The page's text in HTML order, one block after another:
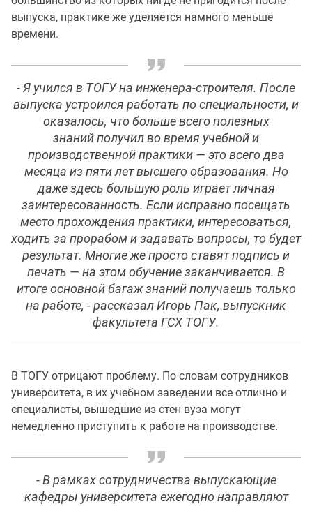
выпуска, практике же уделяется намного меньше
времени.
- Я учился в ТОГУ на инженера-строителя. После
выпуска устроился работать по специальности, и
оказалось, что больше всего полезных
знаний получил во время учебной и
производственной практики — это всего два
месяца из пяти лет высшего образования. Но
даже здесь большую роль играет личная
заинтересованность. Если исправно посещать
место прохождения практики, интересоваться,
ходить за прорабом и задавать вопросы, то будет
результат. Многие же просто ставят подпись и
печать — на этом обучение заканчивается. В
итоге основной багаж знаний получаешь только
на работе, - рассказал Игорь Пак, выпускник
факультета ГСХ ТОГУ.
В ТОГУ отрицают проблему. По словам сотрудников
университета, в их учебном заведении все отлично и
специалисты, вышедшие из стен вуза могут
немедленно приступить к работе на производстве.
- В рамках сотрудничества выпускающие
кафедры университета ежегодно направляют